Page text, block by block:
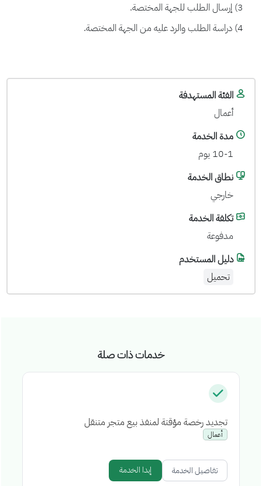
3) إرسال الطلب للجهة المختصة.
4) دراسة الطلب والرد عليه من الجهة المختصة.
الفئة المستهدفة
أعمال
مدة الخدمة
10-1 يوم
نطاق الخدمة
خارجي
تكلفة الخدمة
مدفوعة
دليل المستخدم
تحميل
خدمات ذات صلة
تجديد رخصة مؤقتة لمنفذ بيع متجر متنقل
أعمال
تفاصيل الخدمة إبدا الخدمة